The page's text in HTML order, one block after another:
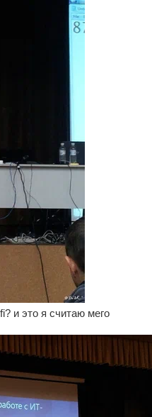
и это я считаю мего